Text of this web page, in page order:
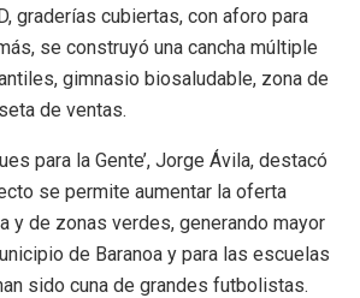
graderías cubiertas, con aforo para
se construyó una cancha múltiple
gimnasio biosaludable, zona de
de ventas.
para la Gente’, Jorge Ávila, destacó
se permite aumentar la oferta
y de zonas verdes, generando mayor
de Baranoa y para las escuelas
sido cuna de grandes futbolistas.